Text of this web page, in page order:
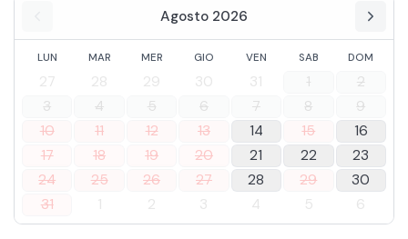
Agosto 2026
LUN MAR MER GIO VEN SAB DOM
27 28 29 30 31 1
2
3
4 5 6 7 8
9
10
11 12 13 14 15
16
17
18 19 20 21 22
23
24
25 26 27 28 29
30
31
1 2 3 4 5 6